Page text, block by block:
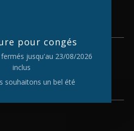
pour congés
jusqu'au 23/08/2026
inclus
souhaitons un bel été